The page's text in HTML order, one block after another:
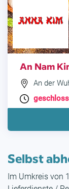
An Nam
An der
Selbst
Im Umkreis von